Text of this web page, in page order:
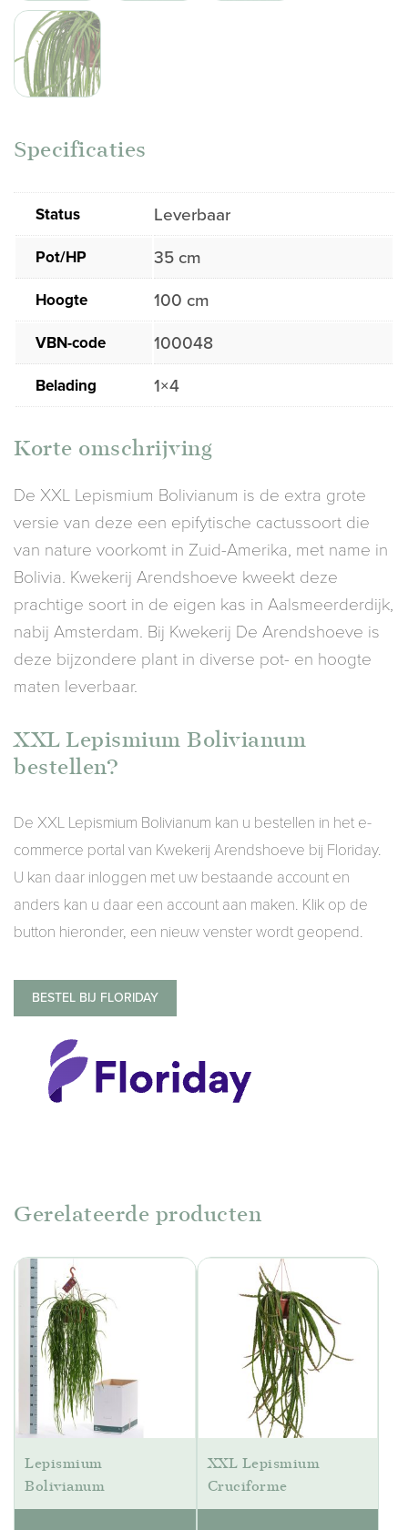
Specificaties
Status Leverbaar
Pot/HP 35 cm
Hoogte 100 cm
VBN-code 100048
Belading 1×4
Korte omschrijving
De XXL Lepismium Bolivianum is de extra grote
versie van deze een epifytische cactussoort die
van nature voorkomt in Zuid-Amerika, met name in
Bolivia. Kwekerij Arendshoeve kweekt deze
prachtige soort in de eigen kas in Aalsmeerderdijk,
nabij Amsterdam. Bij Kwekerij De Arendshoeve is
deze bijzondere plant in diverse pot- en hoogte
maten leverbaar.
XXL Lepismium Bolivianum
bestellen?
De XXL Lepismium Bolivianum kan u bestellen in het e-
commerce portal van Kwekerij Arendshoeve bij Floriday.
U kan daar inloggen met uw bestaande account en
anders kan u daar een account aan maken. Klik op de
button hieronder, een nieuw venster wordt geopend.
BESTEL BIJ FLORIDAY
Gerelateerde producten
Lepismium
Bolivianum
XXL Lepismium
Cruciforme